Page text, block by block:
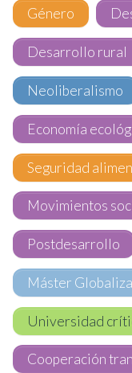
Género
Desarrollo rural
Neoliberalismo
Economía
Seguridad
Movimientos
Postdesarrollo
Máster
Universidad
Cooperación